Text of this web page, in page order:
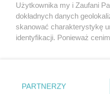
Zapomniałem hasła
Copyright © 2022
Użytkownika my i Zaufani
dokładnych danych
skanować charakterystykę
identyfikacji. Ponieważ
prywatności znajdujący się
. Niektóre rodzaje
PARTNERZY